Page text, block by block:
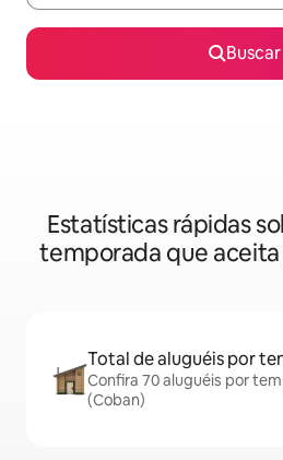
Buscar
Estatísticas rápidas
temporada que
Total de aluguéis por
Confira 70 aluguéis por
(Coban)